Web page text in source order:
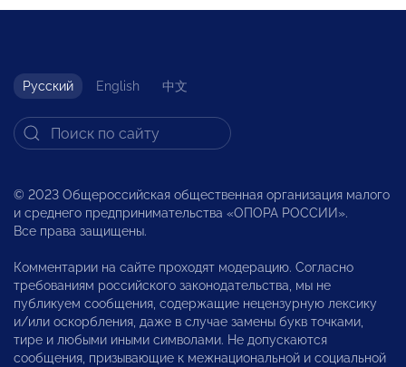
Русский English 中文
© 2023 Общероссийская общественная организация малого
и среднего предпринимательства «ОПОРА РОССИИ».
Все права защищены.
Комментарии на сайте проходят модерацию. Согласно
требованиям российского законодательства, мы не
публикуем сообщения, содержащие нецензурную лексику
и/или оскорбления, даже в случае замены букв точками,
тире и любыми иными символами. Не допускаются
сообщения, призывающие к межнациональной и социальной